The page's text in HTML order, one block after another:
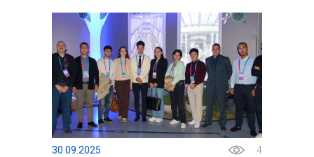
30.09.2025
4